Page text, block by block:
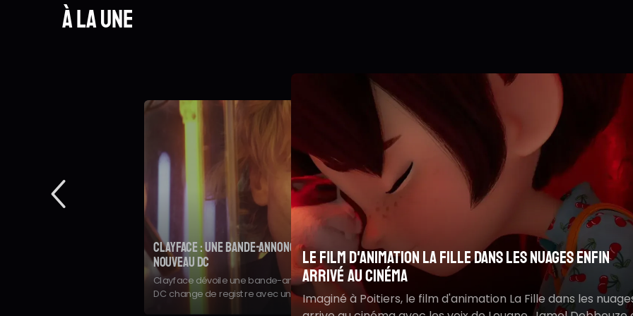
À la une
Clayface : une bande-annonce terrifiante pour le
nouveau DC
Clayface dévoile une bande-annonce sombre et terrifiante.
DC change de registre avec un film d'horreur qui pourrait
relancer son univers cinématographique
Le film d'animation La Fille dans les nuages enfin
arrivé au cinéma
Imaginé à Poitiers, le film d'animation La Fille dans les
Sur la route
bouleversante
Récompensé à
voyage familial
aux États-Unis